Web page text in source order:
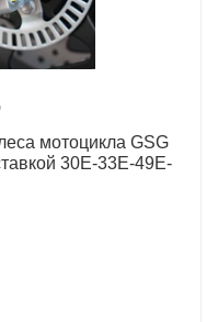
мотоцикла GSG
30E-33E-49E-